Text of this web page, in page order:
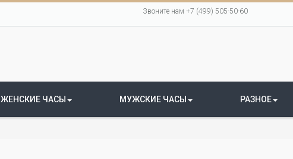
Звоните нам +7 (499) 505-50-60
ЖЕНСКИЕ ЧАСЫ МУЖСКИЕ ЧАСЫ РАЗНОЕ